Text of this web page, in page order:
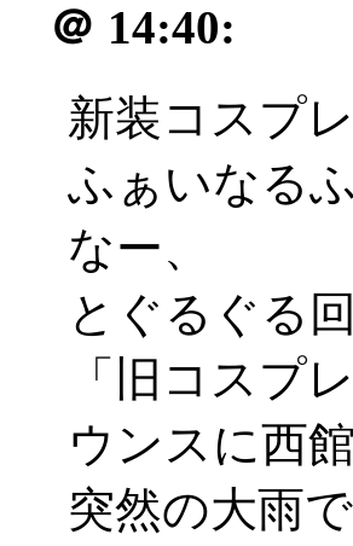
＠ 14:40:
新装コスプ
ふぁいなる
なー、
とぐるぐる
「旧コスプ
ウンスに西
突然の大雨